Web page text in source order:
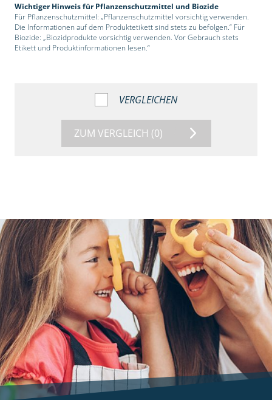
Wichtiger Hinweis für Pflanzenschutzmittel und Biozide
Für Pflanzenschutzmittel: „Pflanzenschutzmittel vorsichtig verwenden.
Die Informationen auf dem Produktetikett sind stets zu befolgen.“ Für
Biozide: „Biozidprodukte vorsichtig verwenden. Vor Gebrauch stets
Etikett und Produktinformationen lesen.“
VERGLEICHEN
ZUM VERGLEICH (0)